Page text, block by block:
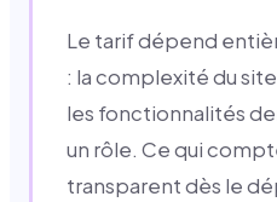
Le tarif dépend
: la complexité du
les fonctionnalités
un rôle. Ce qui
transparent dès le